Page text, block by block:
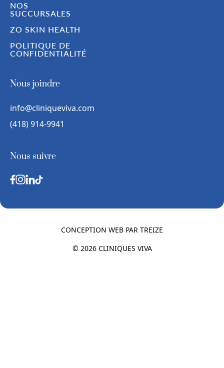
NOS
SUCCURSALES
ZO SKIN HEALTH
POLITIQUE DE
CONFIDENTIALITÉ
Nous joindre
info@cliniqueviva.com
(418) 914-9941
Nous suivre
CONCEPTION WEB PAR TREIZE
© 2026 CLINIQUES VIVA